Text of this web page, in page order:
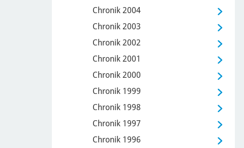
Chronik 2004
Chronik 2003
Chronik 2002
Chronik 2001
Chronik 2000
Chronik 1999
Chronik 1998
Chronik 1997
Chronik 1996